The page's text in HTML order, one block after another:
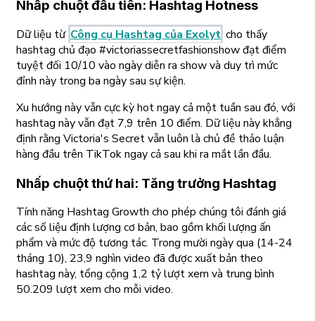
Nhấp chuột đầu tiên: Hashtag Hotness
Dữ liệu từ Công cụ Hashtag của Exolyt cho thấy
hashtag chủ đạo #victoriassecretfashionshow đạt điểm
tuyệt đối 10/10 vào ngày diễn ra show và duy trì mức
đỉnh này trong ba ngày sau sự kiện.
Xu hướng này vẫn cực kỳ hot ngay cả một tuần sau đó, với
hashtag này vẫn đạt 7,9 trên 10 điểm. Dữ liệu này khẳng
định rằng Victoria's Secret vẫn luôn là chủ đề thảo luận
hàng đầu trên TikTok ngay cả sau khi ra mắt lần đầu.
Nhấp chuột thứ hai: Tăng trưởng Hashtag
Tính năng Hashtag Growth cho phép chúng tôi đánh giá
các số liệu định lượng cơ bản, bao gồm khối lượng ấn
phẩm và mức độ tương tác. Trong mười ngày qua (14-24
tháng 10), 23,9 nghìn video đã được xuất bản theo
hashtag này, tổng cộng 1,2 tỷ lượt xem và trung bình
50.209 lượt xem cho mỗi video.